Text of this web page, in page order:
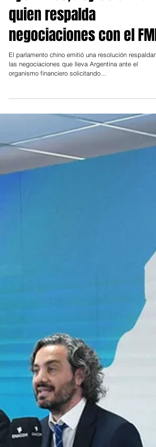
Ayer EE.UU, hoy es China
quien respalda
negociaciones con el FMI
El parlamento chino emitió una resolución